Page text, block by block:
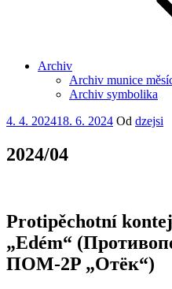
Archiv
Archiv munice
Archiv symbolika
Publikováno
4. 4. 202418. 6. 2024 Od dzejsi
2024/04
Protipěchotní
„Edém“
ПОМ-2P „Отёк“)